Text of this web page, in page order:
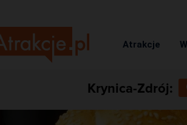
Atrakcje
Krynica-Zdrój: